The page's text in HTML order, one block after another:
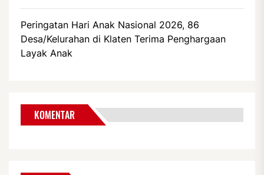
Peringatan Hari Anak Nasional 2026, 86
Desa/Kelurahan di Klaten Terima Penghargaan
Layak Anak
KOMENTAR